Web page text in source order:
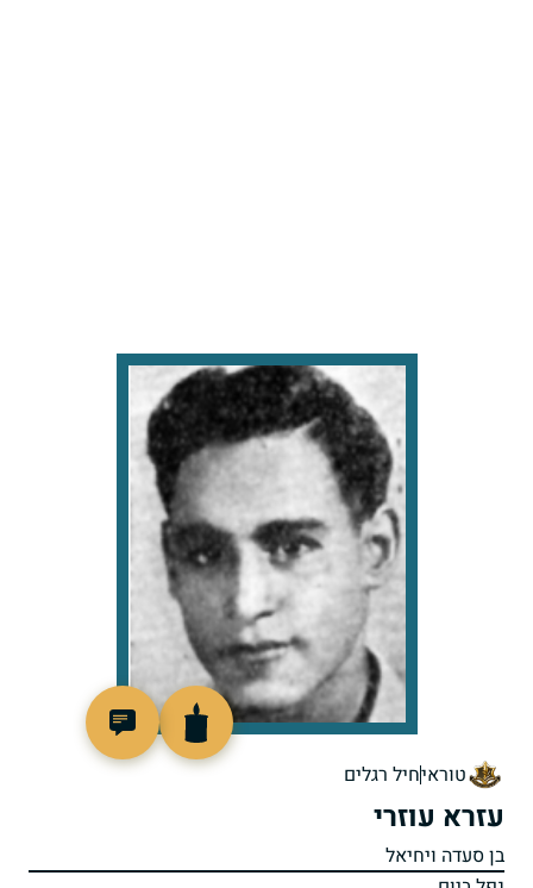
טוראיחיל רגלים
עזרא עוזרי
בן סעדה ויחיאל